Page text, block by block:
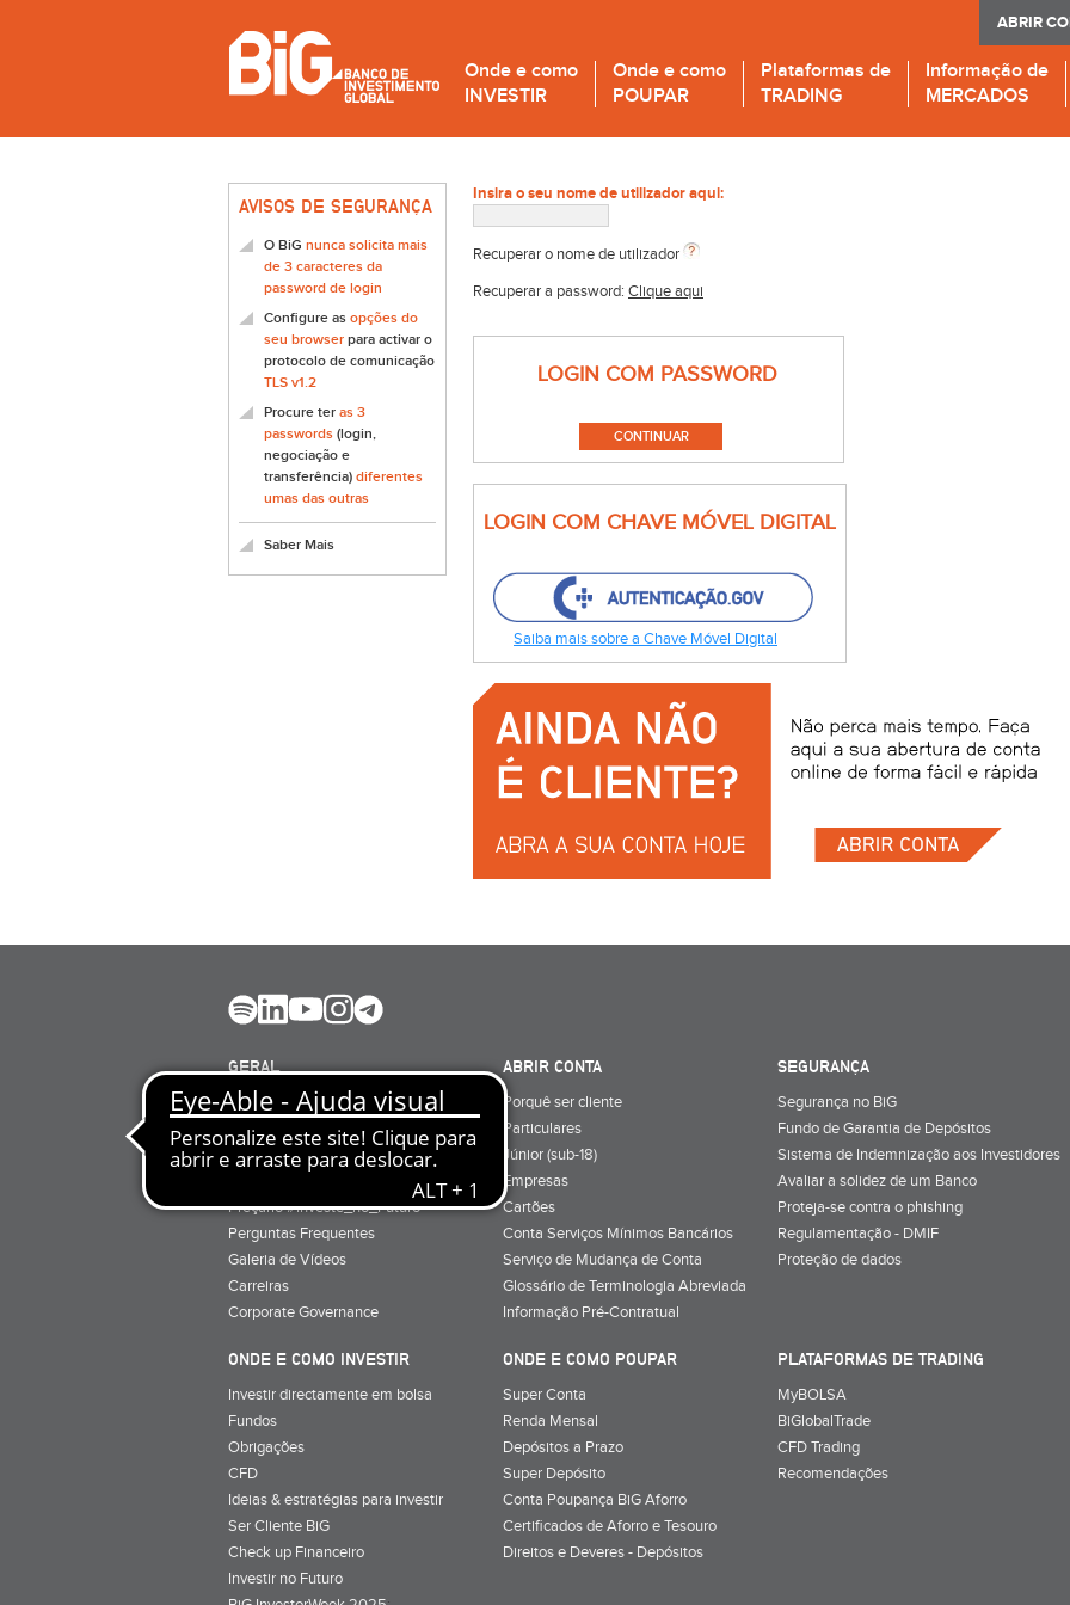
ABRIR
Onde e como
INVESTIR
Onde e como
POUPAR
Plataformas de
TRADING
Informação de
MERCADOS
AVISOS DE SEGURANÇA
O BiG nunca solicita mais
de 3 caracteres da
password de login
Configure as opções do
seu browser para activar o
protocolo de comunicação
TLS v1.2
Procure ter as 3
passwords (login,
negociação e
transferência) diferentes
umas das outras
Saber Mais
Insira o seu nome de utilizador aqui:
Recuperar o nome de utilizador
Recuperar a password: Clique aqui
LOGIN COM PASSWORD
LOGIN COM CHAVE MÓVEL DIGITAL
Saiba mais sobre a Chave Móvel Digital
GERAL
Quem Somos
Preçário
Minha conta
Preçário #Investe_no_Futuro
Perguntas Frequentes
Galeria de Vídeos
Carreiras
Corporate Governance
ABRIR CONTA
Porquê ser cliente
Particulares
Júnior (sub-18)
Empresas
Cartões
Conta Serviços Mínimos Bancários
Serviço de Mudança de Conta
Glossário de Terminologia Abreviada
Informação Pré-Contratual
SEGURANÇA
Segurança no BiG
Fundo de Garantia de Depósitos
Sistema de Indemnização aos Investidores
Avaliar a solidez de um Banco
Proteja-se contra o phishing
Regulamentação - DMIF
Proteção de dados
ONDE E COMO INVESTIR
Investir directamente em bolsa
Fundos
Obrigações
CFD
Ideias & estratégias para investir
Ser Cliente BiG
Check up Financeiro
Investir no Futuro
ONDE E COMO POUPAR
Super Conta
Renda Mensal
Depósitos a Prazo
Super Depósito
Conta Poupança BiG Aforro
Certificados de Aforro e Tesouro
Direitos e Deveres - Depósitos
PLATAFORMAS DE TRADING
MyBOLSA
BiGlobalTrade
CFD Trading
Recomendações